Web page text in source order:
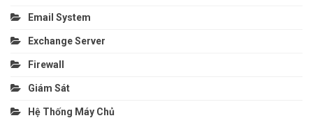
Email System
Exchange Server
Firewall
Giám Sát
Hệ Thống Máy Chủ